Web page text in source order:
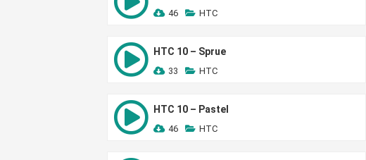
46 HTC
HTC 10 – Sprue
33 HTC
HTC 10 – Pastel
46 HTC